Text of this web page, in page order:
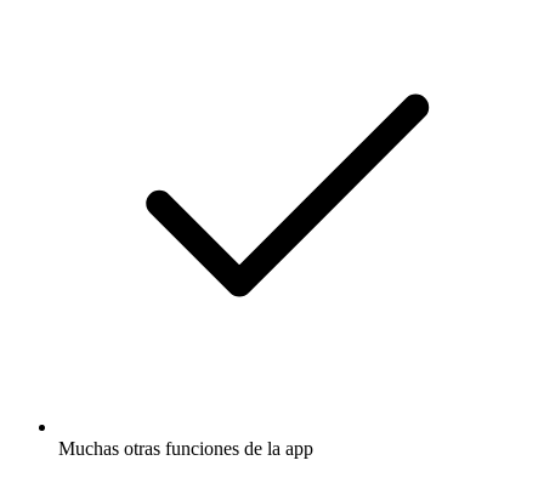
Muchas otras funciones de la app